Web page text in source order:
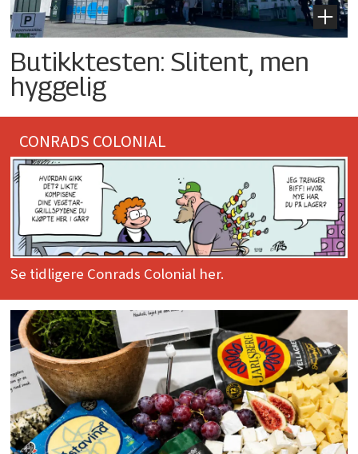
Butikktesten: Slitent, men
hyggelig
CONRADS COLONIAL
Se tidligere Conrads Colonial her.